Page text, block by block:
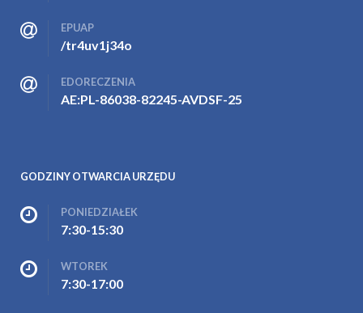
EPUAP
/tr4uv1j34o
EDORECZENIA
AE:PL-86038-82245-AVDSF-25
GODZINY OTWARCIA URZĘDU
PONIEDZIAŁEK
7:30-15:30
WTOREK
7:30-17:00